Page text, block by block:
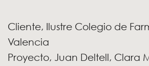
Cliente, Ilustre Colegio de
Valencia
Proyecto, Juan Deltell, Clara